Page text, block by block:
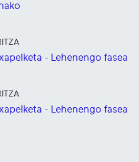
- Lehenengo fasea
- Lehenengo fasea